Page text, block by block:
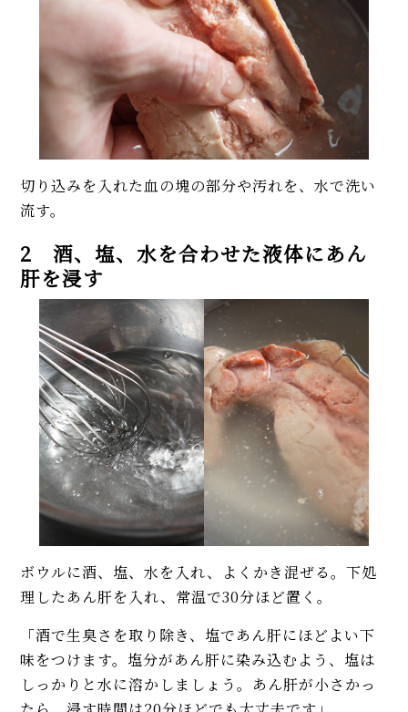
切り込みを入れた血の塊の部分や汚れを、水で洗い
流す。
2 酒、塩、水を合わせた液体にあん
肝を浸す
ボウルに酒、塩、水を入れ、よくかき混ぜる。下処
理したあん肝を入れ、常温で30分ほど置く。
「酒で生臭さを取り除き、塩であん肝にほどよい下
味をつけます。塩分があん肝に染み込むよう、塩は
しっかりと水に溶かしましょう。あん肝が小さかっ